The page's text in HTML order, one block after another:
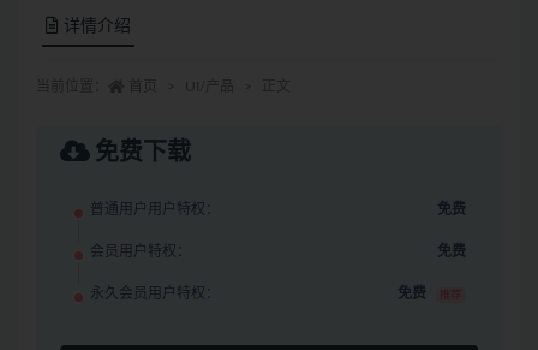
详情介绍
免费下载
普通用户用户特权： 免费
会员用户特权： 免费
永久会员用户特权： 免费 推荐